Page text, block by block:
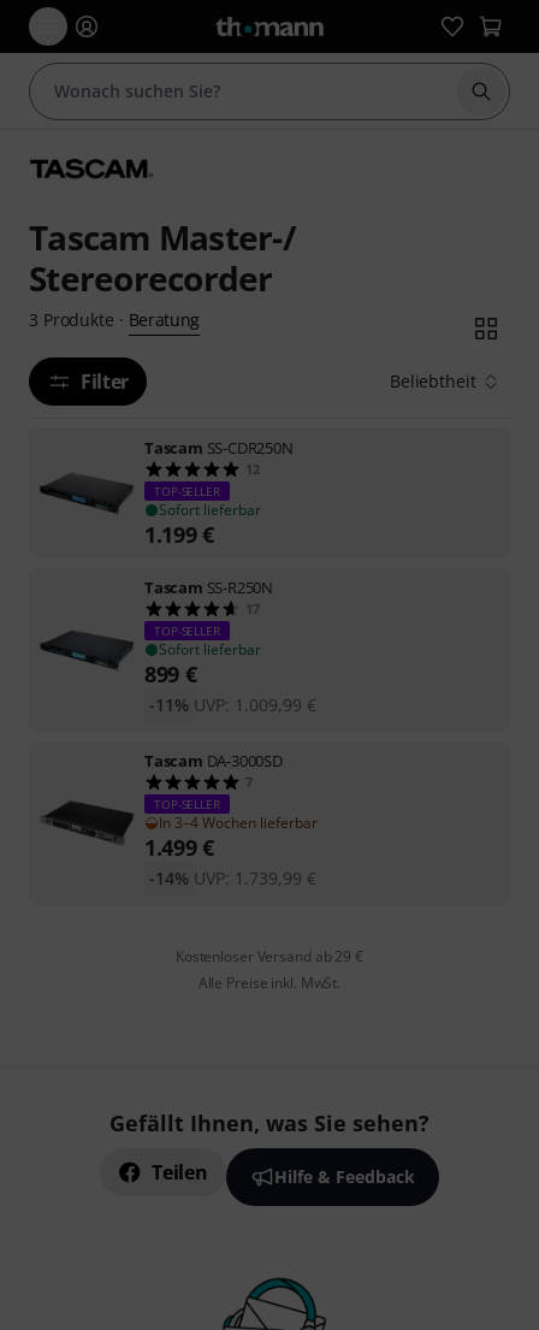
Suche
Tascam Master-/
Stereorecorder
3 Produkte · Beratung
Filter Beliebtheit
Tascam SS-CDR250N
12
TOP-SELLER
Sofort lieferbar
1.199€
Tascam SS-R250N
17
TOP-SELLER
Sofort lieferbar
899 €
UVP: 1.009,99 €
-11%
Tascam DA-3000SD
7
TOP-SELLER
In 3–4 Wochen lieferbar
1.499€
UVP: 1.739,99 €
-14%
Kostenloser Versand ab 29 €
Alle Preise inkl. MwSt.
Gefällt Ihnen, was Sie sehen?
Teilen Hilfe & Feedback